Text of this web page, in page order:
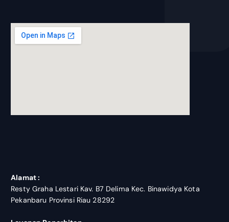
Alamat :
Resty Graha Lestari Kav. B7 Delima Kec. Binawidya Kota
Pekanbaru Provinsi Riau 28292